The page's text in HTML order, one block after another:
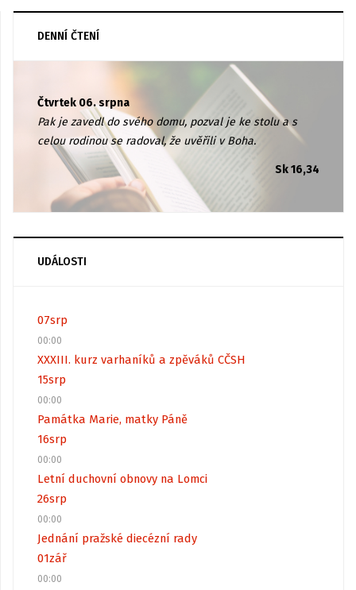
DENNÍ ČTENÍ
Čtvrtek 06. srpna
Pak je zavedl do svého domu, pozval je ke stolu a s
celou rodinou se radoval, že uvěřili v Boha.
Sk 16,34
UDÁLOSTI
07srp
00:00
XXXIII. kurz varhaníků a zpěváků CČSH
15srp
00:00
Památka Marie, matky Páně
16srp
00:00
Letní duchovní obnovy na Lomci
26srp
00:00
Jednání pražské diecézní rady
01zář
00:00